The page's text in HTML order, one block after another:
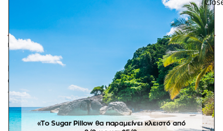
ΠΕΡΙΓΡΑΦΉ
Πρωτότυπα κλιπ για τα μαλλιά της εταιρίας Two
Glittery Pitayas. Το τέλειο δωράκι που θα ολοκληρώσει
την κάθε εορταστική εμφάνιση!